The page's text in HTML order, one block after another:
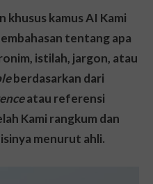
kamus AI Kami
tentang apa
istilah, jargon, atau
berdasarkan dari
atau referensi
Kami rangkum dan
menurut ahli.